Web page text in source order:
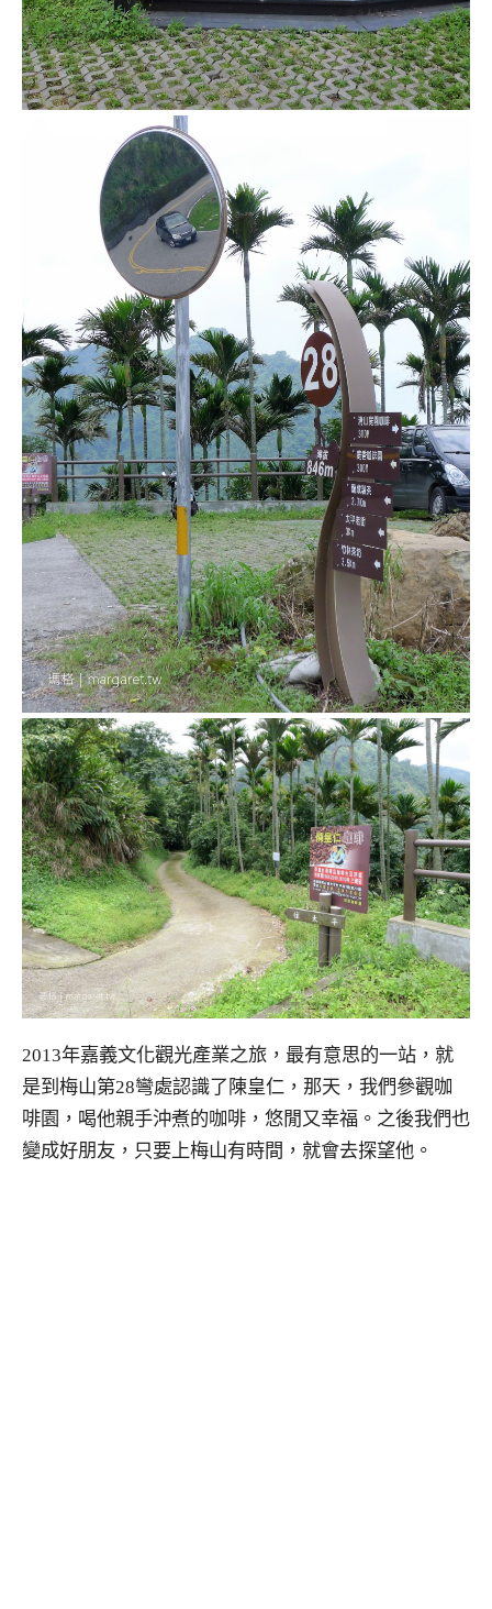
2013年嘉義文化觀光產業之旅，最有意思的一站，就
是到梅山第28彎處認識了陳皇仁，那天，我們參觀咖
啡園，喝他親手沖煮的咖啡，悠閒又幸福。之後我們也
變成好朋友，只要上梅山有時間，就會去探望他。